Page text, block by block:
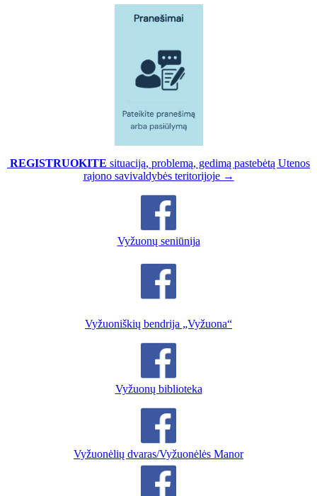
REGISTRUOKITE situaciją, problemą, gedimą pastebėtą Utenos
rajono savivaldybės teritorijoje →
Vyžuonų seniūnija
Vyžuoniškių bendrija „Vyžuona“
Vyžuonų biblioteka
Vyžuonėlių dvaras/Vyžuonėlės Manor